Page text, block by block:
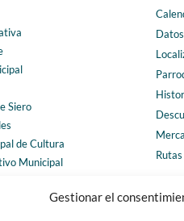
Gestionar el
Siero
de Cultura
Municipal